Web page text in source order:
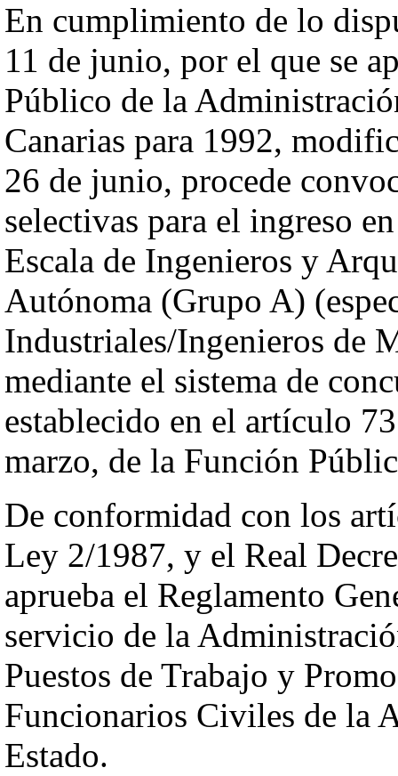
En cumplimiento de lo
11 de junio, por el que se
Público de la
Canarias para 1992,
26 de junio, procede
selectivas para el ingreso
Escala de Ingenieros y
Autónoma (Grupo A)
Industriales/Ingenieros de
mediante el sistema de
establecido en el artículo
marzo, de la Función
De conformidad con los
Ley 2/1987, y el Real
aprueba el Reglamento
servicio de la
Puestos de Trabajo y
Funcionarios Civiles de la
Estado.